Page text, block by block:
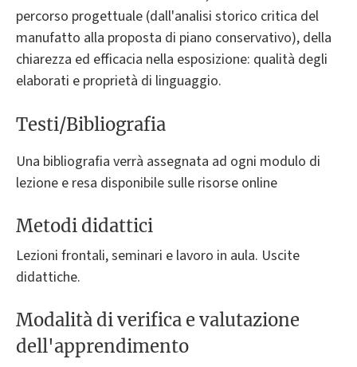
percorso progettuale (dall'analisi storico critica del
manufatto alla proposta di piano conservativo), della
chiarezza ed efficacia nella esposizione: qualità degli
elaborati e proprietà di linguaggio.
Testi/Bibliografia
Una bibliografia verrà assegnata ad ogni modulo di
lezione e resa disponibile sulle risorse online
Metodi didattici
Lezioni frontali, seminari e lavoro in aula. Uscite
didattiche.
Modalità di verifica e valutazione
dell'apprendimento